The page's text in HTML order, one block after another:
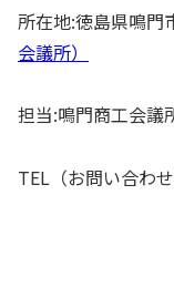
所在地:徳島県鳴
会議所）
担当:鳴門商工会
TEL（お問い合わ